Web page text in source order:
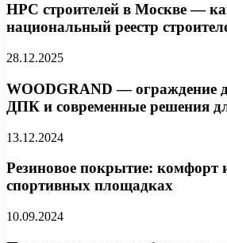
НРС строителей в Москве —
национальный реестр
28.12.2025
WOODGRAND — ограждение
ДПК и современные решения
13.12.2024
Резиновое покрытие: комфорт
спортивных площадках
10.09.2024